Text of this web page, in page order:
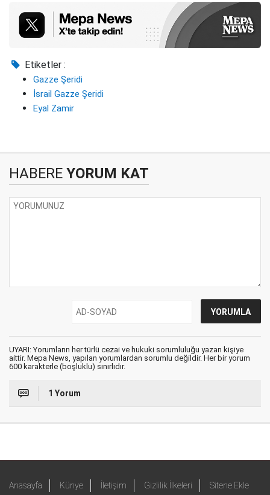
Etiketler :
Gazze Şeridi
İsrail Gazze Şeridi
Eyal Zamir
HABERE YORUM KAT
UYARI: Yorumların her türlü cezai ve hukuki sorumluluğu yazan kişiye
aittir. Mepa News, yapılan yorumlardan sorumlu değildir. Her bir yorum
600 karakterle (boşluklu) sınırlıdır.
1 Yorum
Anasayfa Künye İletişim Gizlilik İlkeleri Sitene Ekle